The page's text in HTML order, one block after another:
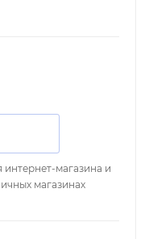
интернет-магазина и
магазинах